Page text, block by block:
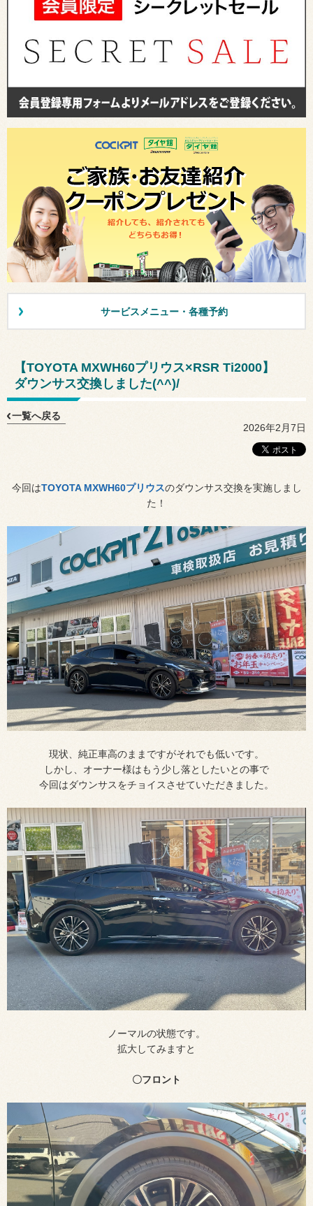
サービスメニュー・各種予約
【TOYOTA MXWH60プリウス×RSR Ti2000】
ダウンサス交換しました(^^)/
一覧へ戻る
2026年2月7日
今回はTOYOTA MXWH60プリウスのダウンサス交換を実施しまし
た！
現状、純正車高のままですがそれでも低いです。
しかし、オーナー様はもう少し落としたいとの事で
今回はダウンサスをチョイスさせていただきました。
ノーマルの状態です。
拡大してみますと
〇フロント